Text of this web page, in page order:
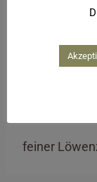
feiner